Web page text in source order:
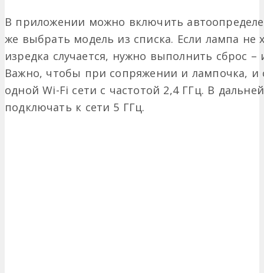
В приложении можно включить
же выбрать модель из списка. Если лампа не
изредка случается, нужно выполнить сброс
Важно, чтобы при сопряжении и лампочка,
одной Wi-Fi сети с частотой 2,4 ГГц. В
подключать к сети 5 ГГц.